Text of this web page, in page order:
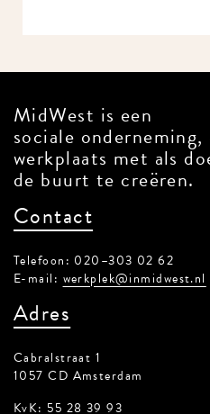
MidWest is een
sociale
en werkplaats met
impact in de buurt te
Contact
Telefoon: 020–303 02 62
E-mail: werkplek@inmidwest.nl
Adres
Cabralstraat 1
1057 CD Amsterdam
KvK: 55 28 39 93